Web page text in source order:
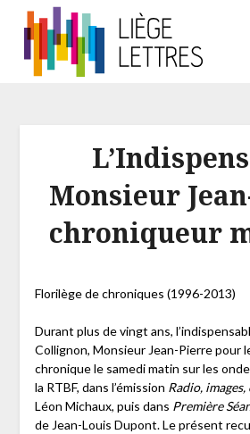
Monsieur
chroniqueur
Florilège de chroniques (1996-2013)
Durant plus de vingt ans,
Collignon, Monsieur Jean-Pierre pour
chronique le samedi matin sur les
la RTBF, dans l’émission Radio, images,
Léon Michaux, puis dans Première
de Jean-Louis Dupont. Le présent